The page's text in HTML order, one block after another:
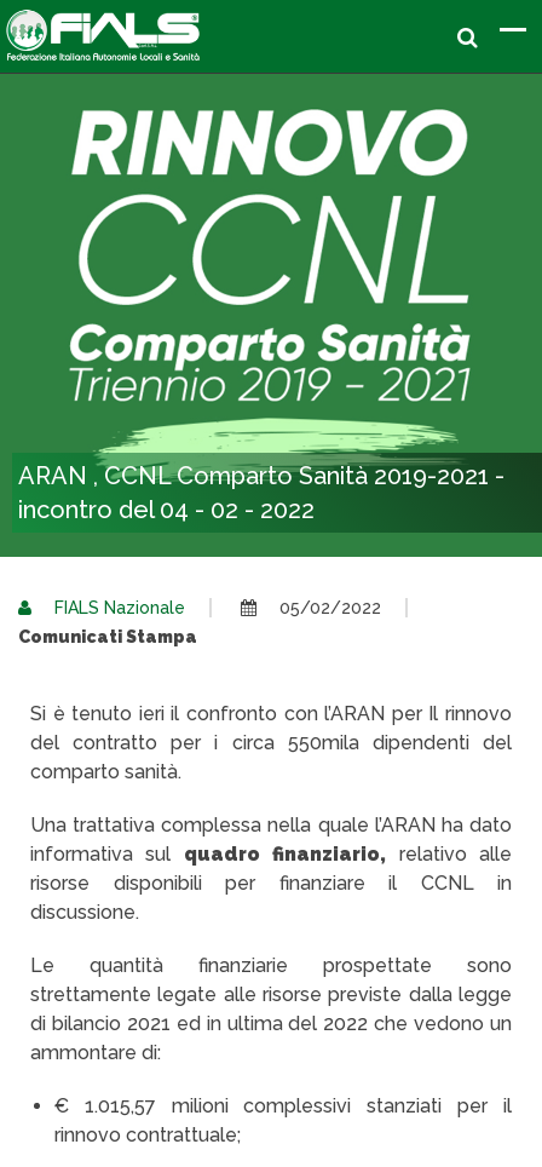
ARAN , CCNL Comparto Sanità 2019-2021 -
incontro del 04 - 02 - 2022
FIALS Nazionale
05/02/2022
Comunicati Stampa
Si è tenuto ieri il confronto con l’ARAN per Il rinnovo
del contratto per i circa 550mila dipendenti del
comparto sanità.
Una trattativa complessa nella quale l’ARAN ha dato
informativa sul quadro finanziario, relativo alle
risorse disponibili per finanziare il CCNL in
discussione.
Le quantità finanziarie prospettate sono
strettamente legate alle risorse previste dalla legge
di bilancio 2021 ed in ultima del 2022 che vedono un
ammontare di:
€ 1.015,57 milioni complessivi stanziati per il
rinnovo contrattuale;